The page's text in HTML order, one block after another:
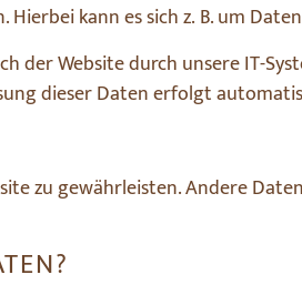
kann es sich z. B. um
Website durch unsere IT-
dieser Daten erfolgt
zu gewährleisten. Andere